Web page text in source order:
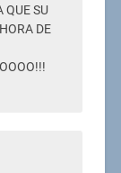
QUE SU
DE